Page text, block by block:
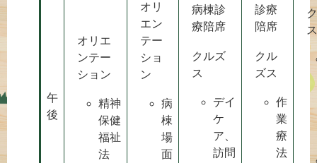
午
後
オリエ
ンテー
ション
精神
保健
福祉
法
オリ
エン
テー
ショ
ン
病
棟
場
面
病棟診
療陪席
クルズ
ス
デイ
ケ
ア、
訪問
診療
陪席
クル
ズス
作
業
療
法
ス